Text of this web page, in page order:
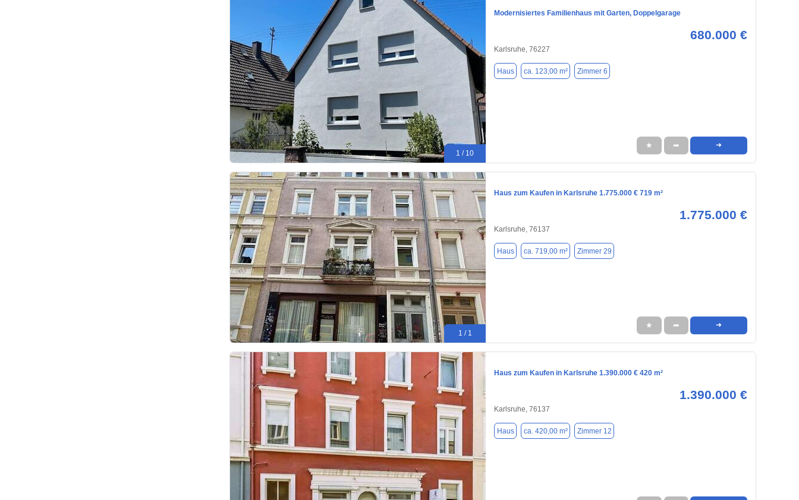
1 / 10
Modernisiertes Familienhaus mit Garten, Doppelgarage
680.000 €
Karlsruhe, 76227
Haus ca. 123,00 m² Zimmer 6
★ ➦ ➜
1 / 1
Haus zum Kaufen in Karlsruhe 1.775.000 € 719 m²
1.775.000 €
Karlsruhe, 76137
Haus ca. 719,00 m² Zimmer 29
★ ➦ ➜
Haus zum Kaufen in Karlsruhe 1.390.000 € 420 m²
1.390.000 €
Karlsruhe, 76137
Haus ca. 420,00 m² Zimmer 12